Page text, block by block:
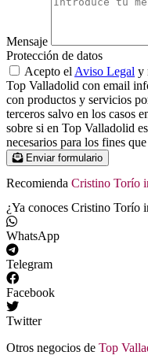
Mensaje
Protección de datos
Acepto el Aviso Legal y
Top Valladolid con email
con productos y servicios
terceros salvo en los casos
sobre si en Top Valladolid
necesarios para los fines
Enviar formulario
Recomienda Cristino Torío
¿Ya conoces Cristino Torío
WhatsApp
Telegram
Facebook
Twitter
Otros negocios de Top